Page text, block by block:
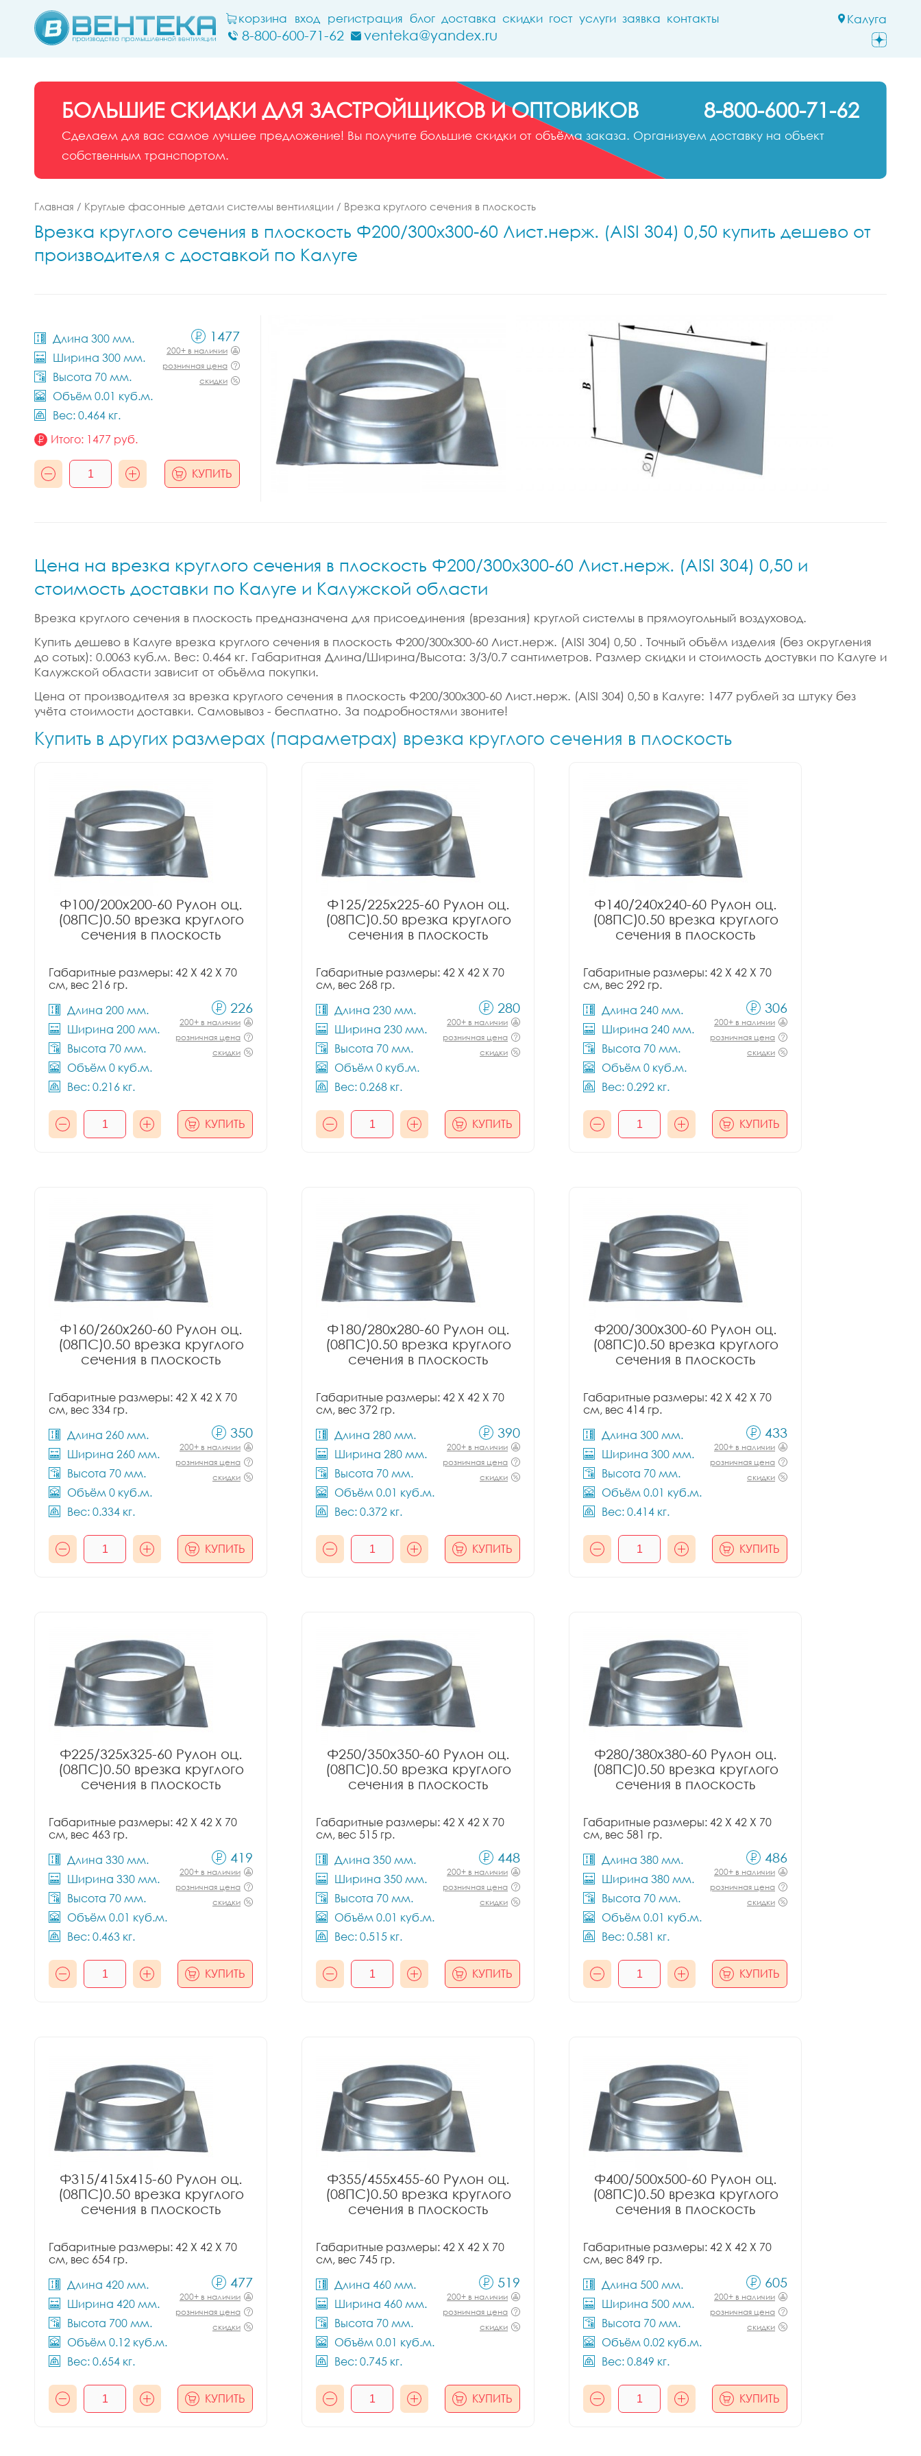
Калуга
корзина вход регистрация блог доставка скидки гост услуги заявка контакты
8-800-600-71-62 venteka@yandex.ru
БОЛЬШИЕ СКИДКИ ДЛЯ ЗАСТРОЙЩИКОВ И ОПТОВИКОВ 8-800-600-71-62
Сделаем для вас самое лучшее предложение! Вы получите большие скидки от объёма заказа. Организуем доставку на объект
собственным транспортом.
Главная / Круглые фасонные детали системы вентиляции / Врезка круглого сечения в плоскость
Врезка круглого сечения в плоскость Ф200/300x300-60 Лист.нерж. (AISI 304) 0,50 купить дешево от
производителя с доставкой по Калуге
Длина 300 мм.
Ширина 300 мм.
Высота 70 мм.
Объём 0.01 куб.м.
Вес: 0.464 кг.
1477
200+ в наличии
розничная цена
скидки
Итого: 1477 руб.
КУПИТЬ
Цена на врезка круглого сечения в плоскость Ф200/300x300-60 Лист.нерж. (AISI 304) 0,50 и
стоимость доставки по Калуге и Калужской области
Врезка круглого сечения в плоскость предназначена для присоединения (врезания) круглой системы в прямоугольный воздуховод.
Купить дешево в Калуге врезка круглого сечения в плоскость Ф200/300x300-60 Лист.нерж. (AISI 304) 0,50 . Точный объём изделия (без округления
до сотых): 0.0063 куб.м. Вес: 0.464 кг. Габаритная Длина/Ширина/Высота: 3/3/0.7 сантиметров. Размер скидки и стоимость достувки по Калуге и
Калужской области зависит от объёма покупки.
Цена от производителя за врезка круглого сечения в плоскость Ф200/300x300-60 Лист.нерж. (AISI 304) 0,50 в Калуге: 1477 рублей за штуку без
учёта стоимости доставки. Самовывоз - бесплатно. За подробностями звоните!
Купить в других размерах (параметрах) врезка круглого сечения в плоскость
Ф100/200x200-60 Рулон оц.
(08ПС)0.50 врезка круглого
сечения в плоскость
Габаритные размеры: 42 X 42 X 70
см, вес 216 гр.
Длина 200 мм.
Ширина 200 мм.
Высота 70 мм.
Объём 0 куб.м.
Вес: 0.216 кг.
226
200+ в наличии
розничная цена
скидки
КУПИТЬ
Ф125/225x225-60 Рулон оц.
(08ПС)0.50 врезка круглого
сечения в плоскость
Габаритные размеры: 42 X 42 X 70
см, вес 268 гр.
Длина 230 мм.
Ширина 230 мм.
Высота 70 мм.
Объём 0 куб.м.
Вес: 0.268 кг.
280
200+ в наличии
розничная цена
скидки
КУПИТЬ
Ф140/240x240-60 Рулон оц.
(08ПС)0.50 врезка круглого
сечения в плоскость
Габаритные размеры: 42 X 42 X 70
см, вес 292 гр.
Длина 240 мм.
Ширина 240 мм.
Высота 70 мм.
Объём 0 куб.м.
Вес: 0.292 кг.
306
200+ в наличии
розничная цена
скидки
КУПИТЬ
Ф160/260x260-60 Рулон оц.
(08ПС)0.50 врезка круглого
сечения в плоскость
Габаритные размеры: 42 X 42 X 70
см, вес 334 гр.
Длина 260 мм.
Ширина 260 мм.
Высота 70 мм.
Объём 0 куб.м.
Вес: 0.334 кг.
350
200+ в наличии
розничная цена
скидки
КУПИТЬ
Ф180/280x280-60 Рулон оц.
(08ПС)0.50 врезка круглого
сечения в плоскость
Габаритные размеры: 42 X 42 X 70
см, вес 372 гр.
Длина 280 мм.
Ширина 280 мм.
Высота 70 мм.
Объём 0.01 куб.м.
Вес: 0.372 кг.
390
200+ в наличии
розничная цена
скидки
КУПИТЬ
Ф200/300x300-60 Рулон оц.
(08ПС)0.50 врезка круглого
сечения в плоскость
Габаритные размеры: 42 X 42 X 70
см, вес 414 гр.
Длина 300 мм.
Ширина 300 мм.
Высота 70 мм.
Объём 0.01 куб.м.
Вес: 0.414 кг.
433
200+ в наличии
розничная цена
скидки
КУПИТЬ
Ф225/325x325-60 Рулон оц.
(08ПС)0.50 врезка круглого
сечения в плоскость
Габаритные размеры: 42 X 42 X 70
см, вес 463 гр.
Длина 330 мм.
Ширина 330 мм.
Высота 70 мм.
Объём 0.01 куб.м.
Вес: 0.463 кг.
419
200+ в наличии
розничная цена
скидки
КУПИТЬ
Ф250/350x350-60 Рулон оц.
(08ПС)0.50 врезка круглого
сечения в плоскость
Габаритные размеры: 42 X 42 X 70
см, вес 515 гр.
Длина 350 мм.
Ширина 350 мм.
Высота 70 мм.
Объём 0.01 куб.м.
Вес: 0.515 кг.
448
200+ в наличии
розничная цена
скидки
КУПИТЬ
Ф280/380x380-60 Рулон оц.
(08ПС)0.50 врезка круглого
сечения в плоскость
Габаритные размеры: 42 X 42 X 70
см, вес 581 гр.
Длина 380 мм.
Ширина 380 мм.
Высота 70 мм.
Объём 0.01 куб.м.
Вес: 0.581 кг.
486
200+ в наличии
розничная цена
скидки
КУПИТЬ
Ф315/415x415-60 Рулон оц.
(08ПС)0.50 врезка круглого
сечения в плоскость
Габаритные размеры: 42 X 42 X 70
см, вес 654 гр.
Длина 420 мм.
Ширина 420 мм.
Высота 700 мм.
Объём 0.12 куб.м.
Вес: 0.654 кг.
477
200+ в наличии
розничная цена
скидки
КУПИТЬ
Ф355/455x455-60 Рулон оц.
(08ПС)0.50 врезка круглого
сечения в плоскость
Габаритные размеры: 42 X 42 X 70
см, вес 745 гр.
Длина 460 мм.
Ширина 460 мм.
Высота 70 мм.
Объём 0.01 куб.м.
Вес: 0.745 кг.
519
200+ в наличии
розничная цена
скидки
КУПИТЬ
Ф400/500x500-60 Рулон оц.
(08ПС)0.50 врезка круглого
сечения в плоскость
Габаритные размеры: 42 X 42 X 70
см, вес 849 гр.
Длина 500 мм.
Ширина 500 мм.
Высота 70 мм.
Объём 0.02 куб.м.
Вес: 0.849 кг.
605
200+ в наличии
розничная цена
скидки
КУПИТЬ